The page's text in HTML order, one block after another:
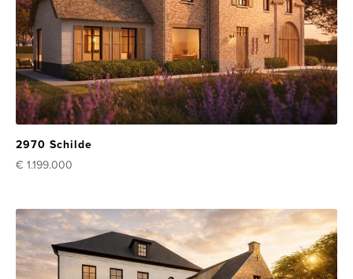
2970 Schilde
€ 1.199.000